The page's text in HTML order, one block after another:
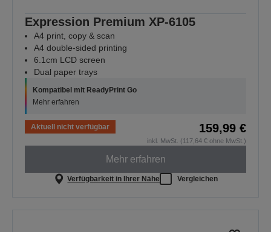
Expression Premium XP-6105
A4 print, copy & scan
A4 double-sided printing
6.1cm LCD screen
Dual paper trays
Kompatibel mit ReadyPrint Go
Mehr erfahren
Aktuell nicht verfügbar 159,99 €
inkl. MwSt. (117,64 € ohne MwSt.)
Mehr erfahren
Verfügbarkeit in Ihrer Nähe Vergleichen